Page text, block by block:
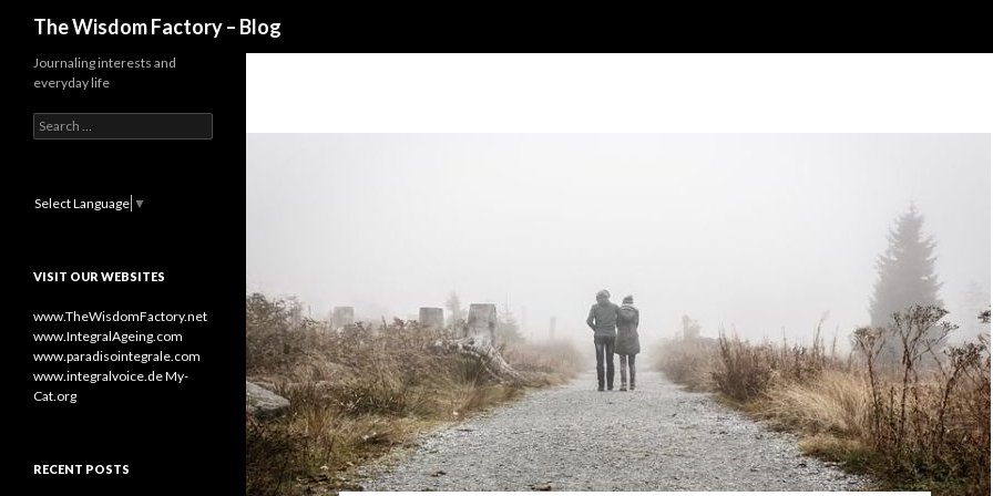
The Wisdom Factory – Blog
Journaling interests and
everyday life
e
c
r
Select Language ▼
VISIT OUR WEBSITES
www.TheWisdomFactory.net
www.IntegralAgeing.com
www.paradisointegrale.com
www.integralvoice.deMy-
Cat.org
RECENT POSTS